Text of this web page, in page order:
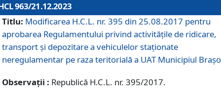
963/21.12.2023
Titlu: Modificarea H.C.L. nr. 395 din 25.08.2017 pentru
aprobarea Regulamentului privind activitățile de ridicare,
transport şi depozitare a vehiculelor staționate
neregulamentar pe raza teritorială a UAT Municipiul
Observații : Republică H.C.L. nr. 395/2017.